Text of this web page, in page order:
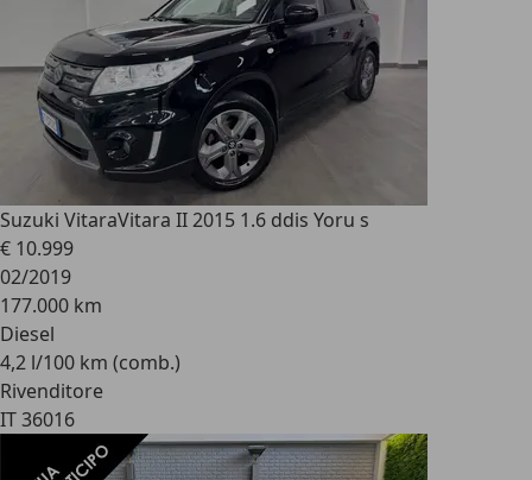
Suzuki VitaraVitara II 2015 1.6 ddis Yoru s
€ 10.999
02/2019
177.000 km
Diesel
4,2 l/100 km (comb.)
Rivenditore
IT 36016